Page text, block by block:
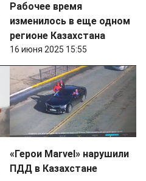
Рабочее время
изменилось в еще одном
регионе Казахстана
16 июня 2025 15:55
«Герои Marvel» нарушили
ПДД в Казахстане